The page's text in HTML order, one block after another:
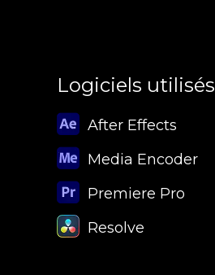
Logiciels utilisés
After Effects
Media Encoder
Premiere Pro
Resolve